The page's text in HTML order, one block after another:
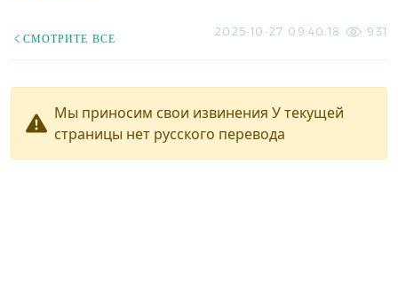
СМОТРИТЕ ВСЕ
2025-10-27 09:40:18 931
Мы приносим свои извинения У текущей
страницы нет русского перевода